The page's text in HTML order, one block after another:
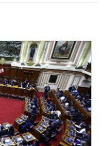
sostuvo una reunión
centro urbano de
reunión vecinal
de Pocollay,
urbano del distrito.
su
que genera la
Al respecto,